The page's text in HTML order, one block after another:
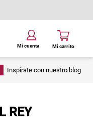
Inspírate con nuestro blog
REY